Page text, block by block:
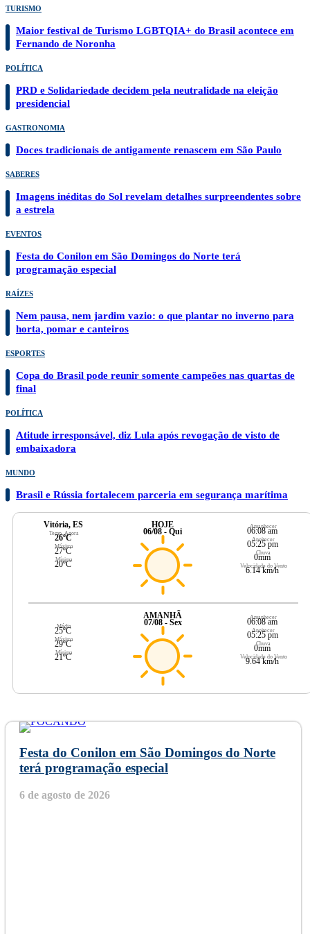
TURISMO
Maior festival de Turismo LGBTQIA+ do Brasil acontece em
Fernando de Noronha
POLÍTICA
PRD e Solidariedade decidem pela neutralidade na eleição
presidencial
GASTRONOMIA
Doces tradicionais de antigamente renascem em São Paulo
SABERES
Imagens inéditas do Sol revelam detalhes surpreendentes sobre
a estrela
EVENTOS
Festa do Conilon em São Domingos do Norte terá
programação especial
RAÍZES
Nem pausa, nem jardim vazio: o que plantar no inverno para
horta, pomar e canteiros
ESPORTES
Copa do Brasil pode reunir somente campeões nas quartas de
final
POLÍTICA
Atitude irresponsável, diz Lula após revogação de visto de
embaixadora
MUNDO
Brasil e Rússia fortalecem parceria em segurança marítima
Vitória, ES
Temp. Agora
26ºC
Máxima
27ºC
Mínima
20ºC
HOJE
06/08 - Qui
Amanhecer
06:08 am
Anoitecer
05:25 pm
Chuva
0mm
Velocidade do Vento
6.14 km/h
Média
25ºC
Máxima
29ºC
Mínima
21ºC
AMANHÃ
07/08 - Sex
Amanhecer
06:08 am
Anoitecer
05:25 pm
Chuva
0mm
Velocidade do Vento
9.64 km/h
Festa do Conilon em São Domingos do Norte
terá programação especial
6 de agosto de 2026